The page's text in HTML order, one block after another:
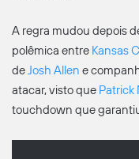
A regra mudou depois
polêmica entre Kansas
deJosh Allen e
atacar, visto que Patrick
touchdown que